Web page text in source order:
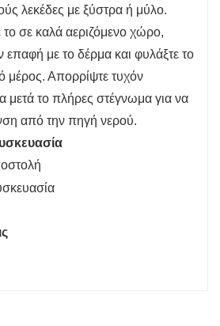
λεκέδες με ξύστρα ή μύλο.
σε καλά αεριζόμενο χώρο,
επαφή με το δέρμα και φυλάξτε το
μέρος. Απορρίψτε τυχόν
μετά το πλήρες στέγνωμα για να
από την πηγή νερού.